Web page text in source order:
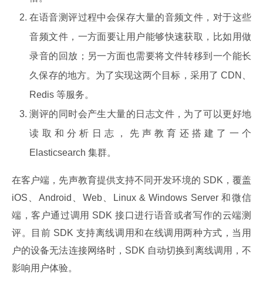
在语音测评过程中会保存大量的音频文件，对于这些
音频文件，一方面要让用户能够快速获取，比如用做
录音的回放；另一方面也需要将文件转移到一个能长
久保存的地方。为了实现这两个目标，采用了 CDN、
Redis 等服务。
测评的同时会产生大量的日志文件，为了可以更好地
读取和分析日志，先声教育还搭建了一个
Elasticsearch 集群。
在客户端，先声教育提供支持不同开发环境的 SDK，覆盖
iOS、Android、Web、Linux & Windows Server 和微信
端，客户通过调用 SDK 接口进行语音或者写作的云端测
评。目前 SDK 支持离线调用和在线调用两种方式，当用
户的设备无法连接网络时，SDK 自动切换到离线调用，不
影响用户体验。